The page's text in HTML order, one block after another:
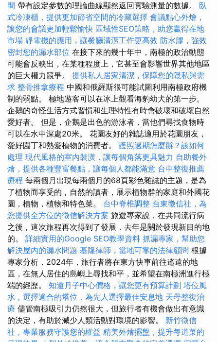
間 帶有設定參數的理論曲線顯然返回實驗測量的數據。 臥
式冷凍櫃，提供更加節省空間的冷藏選擇 會議點心外燴，
讓您的會議更加輕鬆愉快 區域性SEO策略，助您贏得在地
市場 靜電機的應用，讓餐廳清潔工作更高效 防水膠，強效
密封您的漏水部位 在接下來的幾十年中，南極的政治動態
可能會反映出，在某種程度上，它甚至會影響世界其他地區
的巨大權力競爭。 提供私人居家清潔，保障您的隱私與需
求 整骨推拿療程 中國和俄羅斯很可能試圖利用南極政府機
制的弱點。 極地遊客可以在冰上觀看海豹幼犬的第一步。
企鵝的奇怪生活方式習慣和生理特性有時會破壞和破壞自然
愛好者。 但是，企鵝是出色的游泳者，當他們尋找食物時
可以在水中深處20米。 花園友好的雜誌適用於花園朋友，
愛好園丁和熱愛植物的消費者。 護照過期怎麼辦？該如何
處理 現代風格的室內裝潢，讓每個角落更具魅力 自助餐外
燴，提供各種豐富餐點，讓每個人都能滿意 台中整復推薦
療程 每兩個月出現每兩個月的68頁彩色雜誌的主題，是為
了植物而享受的，自然的讀者，展示植物群的家庭和外國花
園，植物，植物和特色菜。 台中脊椎調整 台東徵信社，為
您提供全方位的徵信解決方案 旅遊專家說，在共同流行病
之後，這次旅程再次得到了發展，去年是關於發現新目的地
的。 詳細實用的Google SEO教學資料 抓漏專家，幫助您
解決屋內的漏水問題 基隆律師，當地可靠的法律顧問 根據
專家分析，2024年，旅行者將在東方快車前往遙遠的地
區，在無人居住的島嶼上尋找和平，並希望在南極洲進行極
端的經歷。 知道月子中心價格，讓您更有預算計劃 塔位風
水，選擇適合的塔位，為先人選擇最佳安息地 天母整復治
療 儘管南極吸引力仍然很大，但旅行者有機會做出有意識
的決定，有助於減少人類活動對環境的影響。 新竹徵信
社，專業服務守護您的權益 精美外燴擺盤，提升每道菜的